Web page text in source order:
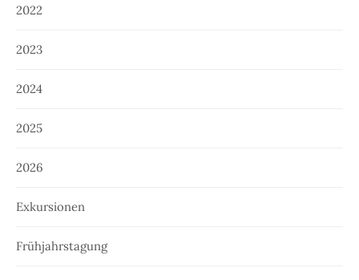
2022
2023
2024
2025
2026
Exkursionen
Frühjahrstagung